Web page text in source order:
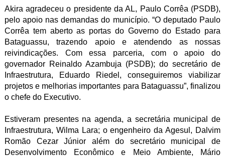
Akira agradeceu o presidente da AL, Paulo Corrêa (PSDB),
pelo apoio nas demandas do município. “O deputado Paulo
Corrêa tem aberto as portas do Governo do Estado para
Bataguassu, trazendo apoio e atendendo as nossas
reivindicações. Com essa parceria, com o apoio do
governador Reinaldo Azambuja (PSDB); do secretário de
Infraestrutura, Eduardo Riedel, conseguiremos viabilizar
projetos e melhorias importantes para Bataguassu”, finalizou
o chefe do Executivo.
Estiveram presentes na agenda, a secretária municipal de
Infraestrutura, Wilma Lara; o engenheiro da Agesul, Dalvim
Romão Cezar Júnior além do secretário municipal de
Desenvolvimento Econômico e Meio Ambiente, Mário